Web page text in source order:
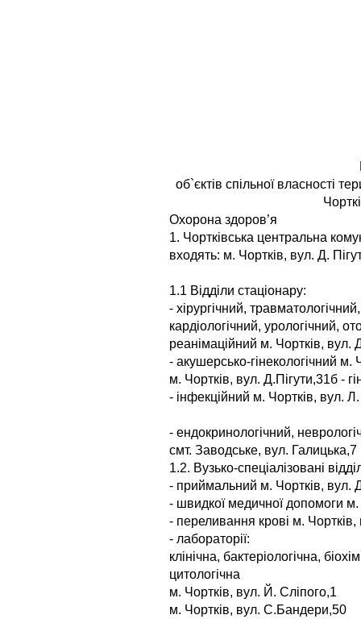
об`єктів спільної власності
Охорона здоров’я
1. Чортківська центральна
входять: м. Чортків, вул. Д.
1.1 Відділи стаціонару:
- хірургічний,
кардіологічний, урологічний,
реанімаційний м. Чортків, вул.
- акушерсько-гінекологічний
м. Чортків, вул. Д.Пігути,31б -
- інфекційний м. Чортків, вул.
- ендокринологічний,
смт. Заводське, вул. Галицька,7
1.2. Вузько-спеціалізовані
- приймальний м. Чортків, вул.
- швидкої медичної допомоги м.
- переливання крові м.
- лабораторії:
клінічна, бактеріологічна,
цитологічна
м. Чортків, вул. Й. Сліпого,1
м. Чортків, вул. С.Бандери,50